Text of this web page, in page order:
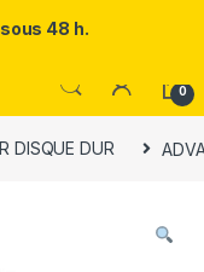
S25 Ultra à prix réduit.
0
DISQUE DUR
48 h.